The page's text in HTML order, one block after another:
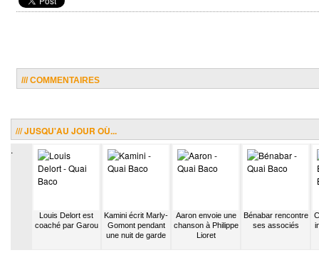
/// COMMENTAIRES
/// JUSQU'AU JOUR OÙ...
.
Louis Delort est
coaché par Garou
Kamini écrit Marly-
Gomont pendant
une nuit de garde
Aaron envoie une
chanson à Philippe
Lioret
Bénabar rencontre
ses associés